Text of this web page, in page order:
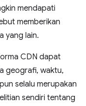
mendapati
memberikan
yang lain.
CDN dapat
geografi, waktu,
selalu merupakan
sendiri tentang